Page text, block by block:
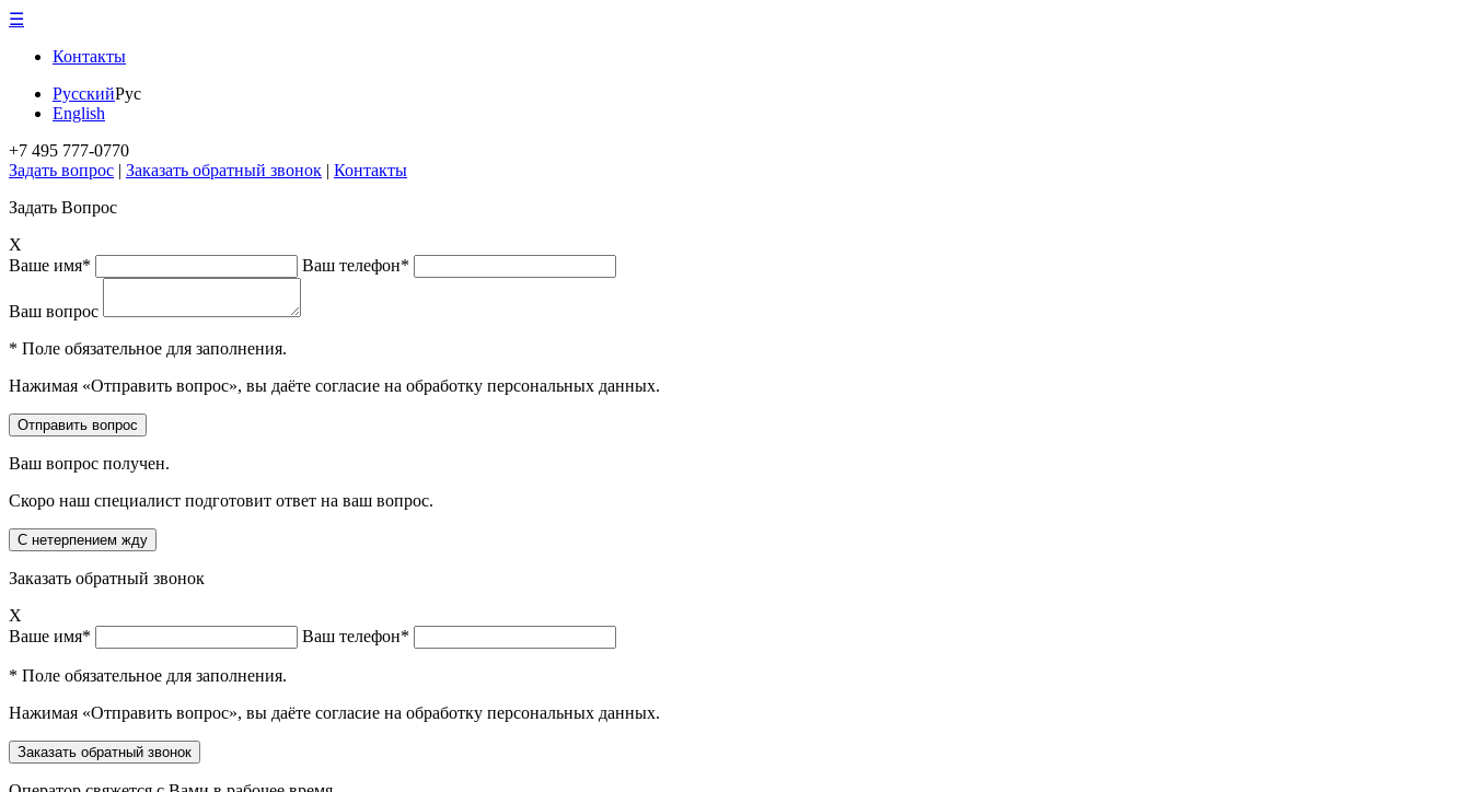
☰
Контакты
РусскийРус
English
+7 495 777-0770
Задать вопрос | Заказать обратный звонок | Контакты
Задать Вопрос
X
Ваше имя*
Ваш телефон*
Ваш вопрос
* Поле обязательное для заполнения.
Нажимая «Отправить вопрос», вы даёте согласие на обработку персональных данных.
Ваш вопрос получен.
Скоро наш специалист подготовит ответ на ваш вопрос.
Заказать обратный звонок
X
Ваше имя*
Ваш телефон*
* Поле обязательное для заполнения.
Нажимая «Отправить вопрос», вы даёте согласие на обработку персональных данных.